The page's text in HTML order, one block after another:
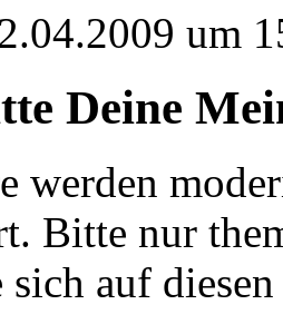
um
Deine
werden
Bitte nur
sich auf